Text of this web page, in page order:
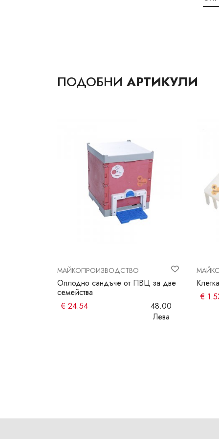
ПОДОБНИ АРТИКУЛИ
МАЙКОПРОИЗВОДСТВО
Оплодно сандъче от ПВЦ за две
семейства
€ 24.54
48.00
Лева
€